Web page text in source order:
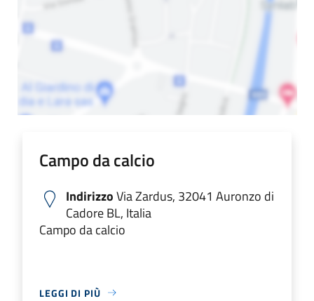
Campo da calcio
IndirizzoVia Zardus, 32041 Auronzo di
Cadore BL, Italia
Campo da calcio
LEGGI DI PIÙ